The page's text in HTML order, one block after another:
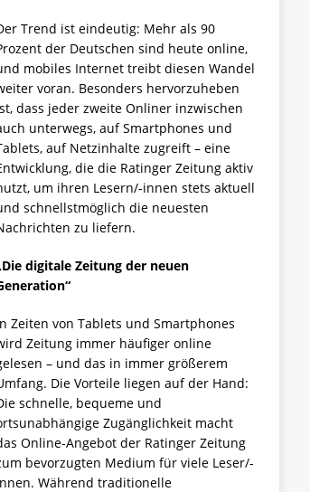
Trend ist eindeutig: Mehr als 90
der Deutschen sind heute online,
mobiles Internet treibt diesen Wandel
voran. Besonders hervorzuheben
dass jeder zweite Onliner inzwischen
unterwegs, auf Smartphones und
auf Netzinhalte zugreift – eine
die die Ratinger Zeitung aktiv
um ihren Lesern/-innen stets aktuell
schnellstmöglich die neuesten
zu liefern.
digitale Zeitung der neuen
Zeiten von Tablets und Smartphones
Zeitung immer häufiger online
– und das in immer größerem
Die Vorteile liegen auf der Hand:
schnelle, bequeme und
Zugänglichkeit macht
Online-Angebot der Ratinger Zeitung
bevorzugten Medium für viele Leser/-
Während traditionelle